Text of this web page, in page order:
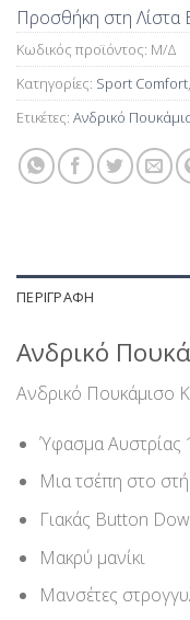
Προσθήκη στη Λίστα
Κωδικός προϊόντος: Μ/Δ
Κατηγορίες: Sport Comfort,
Ετικέτες: Ανδρικό
ΠΕΡΙΓΡΑΦΉ
Ανδρικό
Ανδρικό Πουκάμισο
Ύφασμα Αυστρίας
Μια τσέπη στο
Γιακάς Button
Μακρύ μανίκι
Μανσέτες